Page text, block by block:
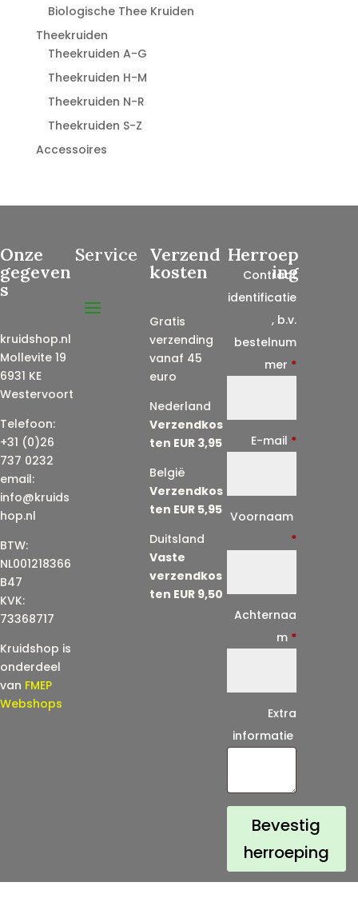
Biologische Thee Kruiden
Theekruiden
Theekruiden A-G
Theekruiden H-M
Theekruiden N-R
Theekruiden S-Z
Accessoires
Onze
gegeven
s
kruidshop.nl
Mollevite 19
6931 KE
Westervoort
Telefoon:
+31 (0)26
737 0232
email:
info@kruids
hop.nl
BTW:
NL001218366
B47
KVK:
73368717
Kruidshop is
onderdeel
van FMEP
Webshops
Service Verzend
kosten
Gratis
verzending
vanaf 45
euro
Nederland
Verzendkos
ten EUR 3,95
België
Verzendkos
ten EUR 5,95
Duitsland
Vaste
verzendkos
ten EUR 9,50
Herroep
ing
Contract
identificatie
, b.v.
bestelnum
mer *
E-mail *
l
)
*
Voornaam
*
Achternaa
m *
Extra
informatie
Bevestig
herroeping